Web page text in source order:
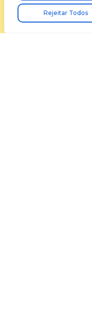
Rejeitar Todos